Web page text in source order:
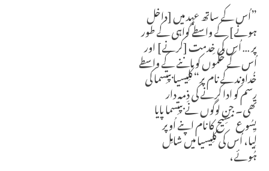
”اُس کے ساتھ عہد میں [داخل
ہونے] کے واسطے گواہی کے طور
پر … اُس کی خِدمت [کرنے] اور
اُس کے حُکموں کو ماننے کے واسطے
خُداوند کے نام پر“ کلِیسیا بپتِسما کی
رسم کو ادا کرنے کی ذِمہ دار
تھی۔جن لوگوں نے بپتِسما پایا
یِسُوع مسِیح کا نام اپنے اُوپر
لِیا،اُس کی کلِیسیا میں شامِل
ہُوئے،